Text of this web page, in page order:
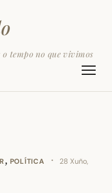
tempo no que vivimos
, POLÍTICA ·
28 Xuño,